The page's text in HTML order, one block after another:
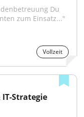
Du
zum Einsatz..."
Vollzeit
Strategie